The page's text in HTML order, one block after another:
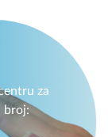
za
broj: